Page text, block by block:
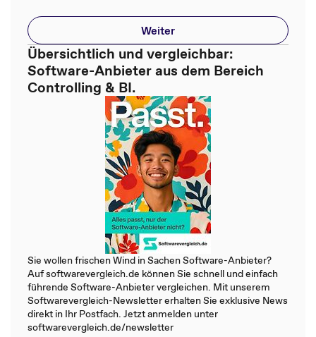
Weiter
Übersichtlich und vergleichbar:
Software-Anbieter aus dem Bereich
Controlling & BI.
Sie wollen frischen Wind in Sachen Software-Anbieter?
Auf softwarevergleich.de können Sie schnell und einfach
führende Software-Anbieter vergleichen. Mit unserem
Softwarevergleich-Newsletter erhalten Sie exklusive News
direkt in Ihr Postfach. Jetzt anmelden unter
softwarevergleich.de/newsletter